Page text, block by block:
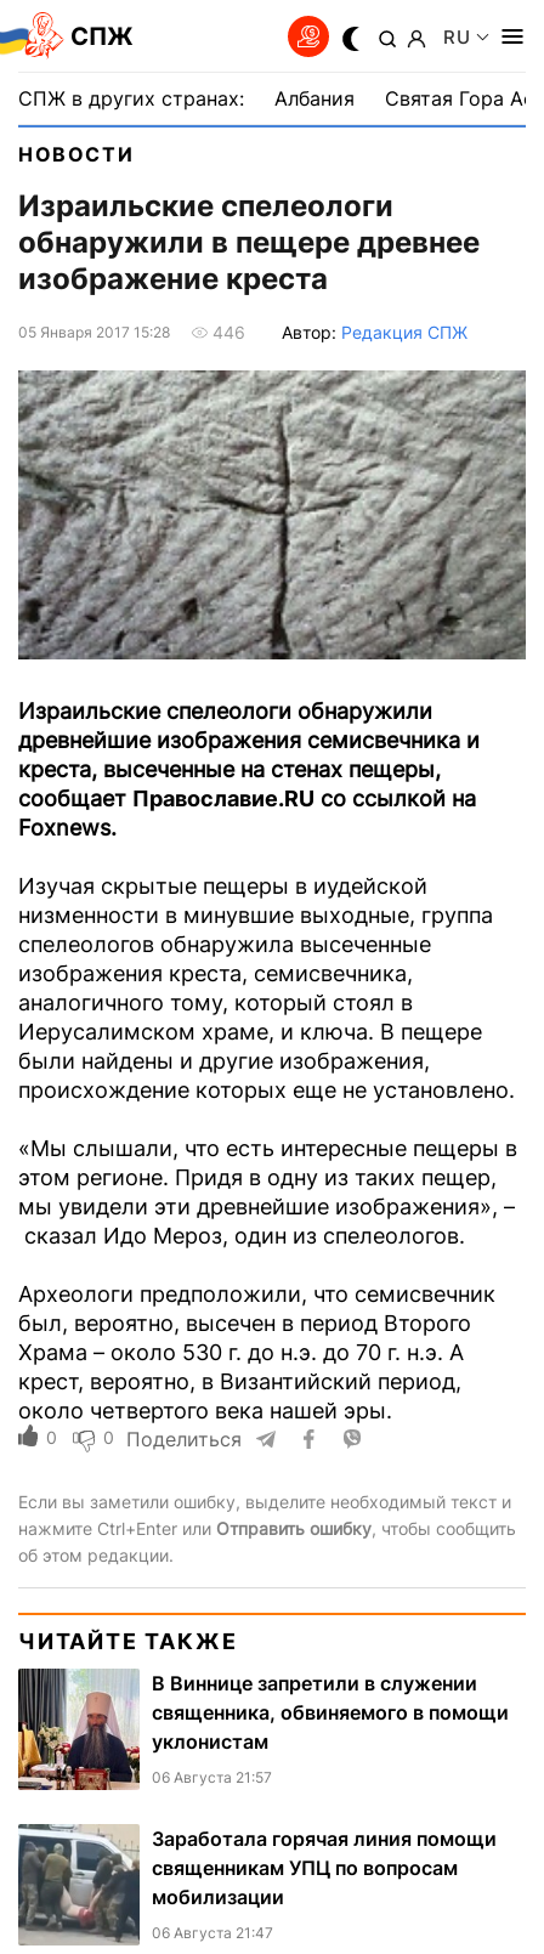
СПЖ RU
СПЖ в других странах: Албания Святая Гора
НОВОСТИ
Израильские спелеологи
обнаружили в пещере древнее
изображение креста
05 Января 2017 15:28 446 Автор: Редакция СПЖ
Израильские спелеологи обнаружили
древнейшие изображения семисвечника и
креста, высеченные на стенах пещеры,
сообщает Православие.RU со ссылкой на
Foxnews.
Изучая скрытые пещеры в иудейской
низменности в минувшие выходные, группа
спелеологов обнаружила высеченные
изображения креста, семисвечника,
аналогичного тому, который стоял в
Иерусалимском храме, и ключа. В пещере
были найдены и другие изображения,
происхождение которых еще не установлено.
«Мы слышали, что есть интересные пещеры в
этом регионе. Придя в одну из таких пещер,
мы увидели эти древнейшие изображения», –
сказал Идо Мероз, один из спелеологов.
Археологи предположили, что семисвечник
был, вероятно, высечен в период Второго
Храма – около 530 г. до н.э. до 70 г. н.э. А
крест, вероятно, в Византийский период,
около четвертого века нашей эры.
0 0 Поделиться
Если вы заметили ошибку, выделите необходимый текст и
нажмите Ctrl+Enter или Отправить ошибку, чтобы сообщить
об этом редакции.
ЧИТАЙТЕ ТАКЖЕ
В Виннице запретили в служении
священника, обвиняемого в помощи
уклонистам
06 Августа 21:57
Заработала горячая линия помощи
священникам УПЦ по вопросам
мобилизации
06 Августа 21:47